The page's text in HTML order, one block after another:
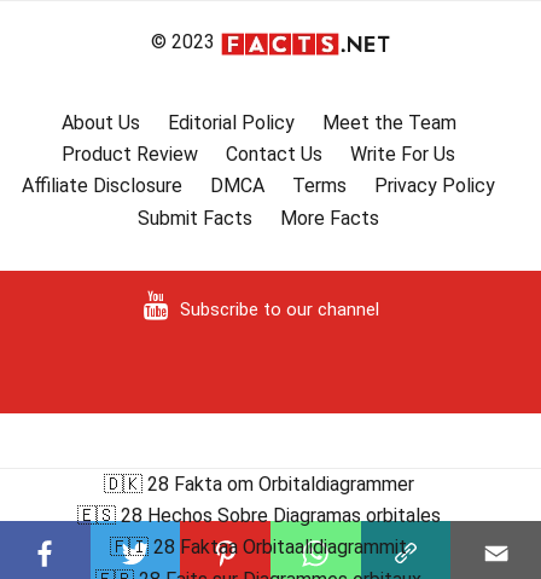
© 2023
About Us Editorial Policy
Meet the Team
Product Review
Contact Us
Write For Us
Affiliate Disclosure
DMCA Terms
Privacy Policy
Submit Facts
More Facts
Subscribe to our channel
🇩🇰 28 Fakta om Orbitaldiagrammer
🇪🇸 28 Hechos Sobre Diagramas orbitales
🇫🇮 28 Faktaa Orbitaalidiagrammit